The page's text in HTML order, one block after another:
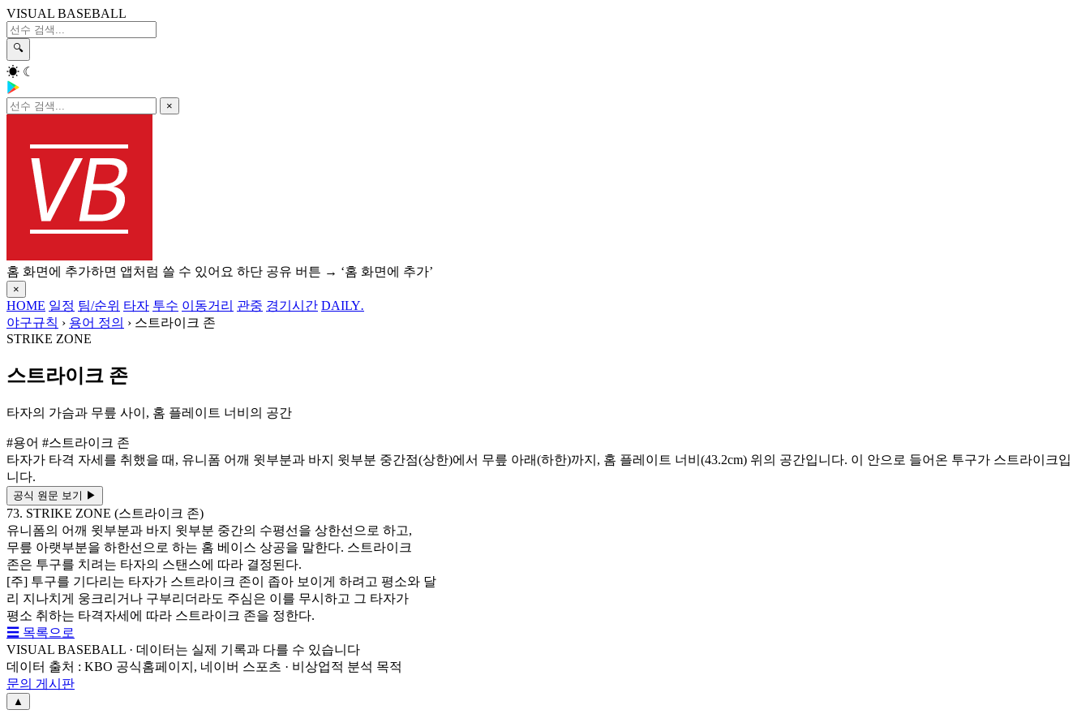
VISUAL BASEBALL
🔍
☀ ☾
×
홈 화면에 추가하면 앱처럼 쓸 수 있어요 하단 공유 버튼 → ‘홈 화면에 추가’
×
HOME 일정 팀/순위 타자 투수 이동거리 관중 경기시간 DAILY.
야구규칙 › 용어 정의 › 스트라이크 존
STRIKE ZONE
스트라이크 존
타자의 가슴과 무릎 사이, 홈 플레이트 너비의 공간
#용어 #스트라이크 존
타자가 타격 자세를 취했을 때, 유니폼 어깨 윗부분과 바지 윗부분 중간점(상한)에서 무릎 아래(하한)까지, 홈 플레이트 너비(43.2cm) 위의 공간입니다. 이 안으로 들어온 투구가 스트라이크입
니다.
공식 원문 보기 ▶
73. STRIKE ZONE (스트라이크 존)
유니폼의 어깨 윗부분과 바지 윗부분 중간의 수평선을 상한선으로 하고,
무릎 아랫부분을 하한선으로 하는 홈 베이스 상공을 말한다. 스트라이크
존은 투구를 치려는 타자의 스탠스에 따라 결정된다.
[주] 투구를 기다리는 타자가 스트라이크 존이 좁아 보이게 하려고 평소와 달
리 지나치게 웅크리거나 구부리더라도 주심은 이를 무시하고 그 타자가
평소 취하는 타격자세에 따라 스트라이크 존을 정한다.
☰ 목록으로
VISUAL BASEBALL · 데이터는 실제 기록과 다를 수 있습니다
데이터 출처 : KBO 공식홈페이지, 네이버 스포츠 · 비상업적 분석 목적
문의 게시판
▲